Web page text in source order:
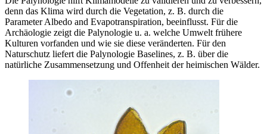
denn das Klima wird durch die Vegetation, z. B. durch die
Parameter Albedo and Evapotranspiration, beeinflusst. Für die
Archäologie zeigt die Palynologie u. a. welche Umwelt frühere
Kulturen vorfanden und wie sie diese veränderten. Für den
Naturschutz liefert die Palynologie Baselines, z. B. über die
natürliche Zusammensetzung und Offenheit der heimischen Wälder.